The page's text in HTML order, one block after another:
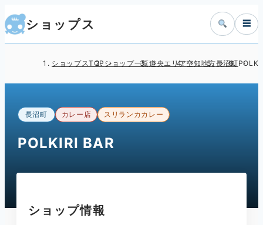
ショップス ☰
ショップスTOP ショップ一覧道央エリア空知地方長沼町
長沼町 カレー店 スリランカカレー
POLKIRI BAR
ショップ情報